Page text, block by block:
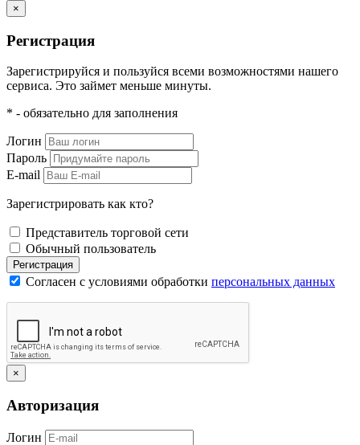
×
Регистрация
Зарегистрируйся и пользуйся всеми возможностями нашего
сервиса. Это займет меньше минуты.
* - обязательно для заполнения
Логин
Пароль
E-mail
Зарегистрировать как кто?
Представитель торговой сети
Обычный пользователь
Регистрация
Согласен с условиями обработки персональных данных
×
Авторизация
Логин